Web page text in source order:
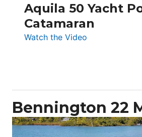
Aquila 50 Yacht
Catamaran
Watch the Video
Bennington 22